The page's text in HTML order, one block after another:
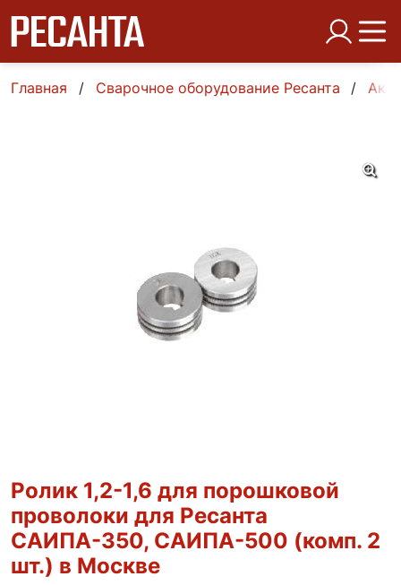
Главная Сварочное оборудование Ресанта
Ролик 1,2-1,6 для порошковой
проволоки для Ресанта
САИПА-350, САИПА-500 (комп. 2
шт.) в Москве